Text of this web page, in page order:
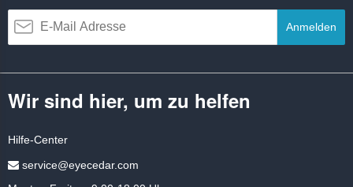
Anmelden
Wir sind hier, um zu helfen
Hilfe-Center
service@eyecedar.com